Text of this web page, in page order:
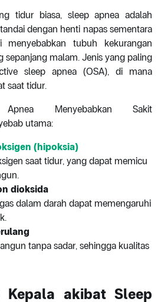
tidur biasa, sleep apnea adalah
dengan henti napas sementara
tubuh kekurangan
sepanjang malam. Jenis yang paling
sleep apnea (OSA), di mana
saat tidur.
Menyebabkan Sakit
utama:
(hipoksia)
saat tidur, yang dapat memicu
dioksida
dalam darah dapat memengaruhi
tanpa sadar, sehingga kualitas
Kepala akibat Sleep